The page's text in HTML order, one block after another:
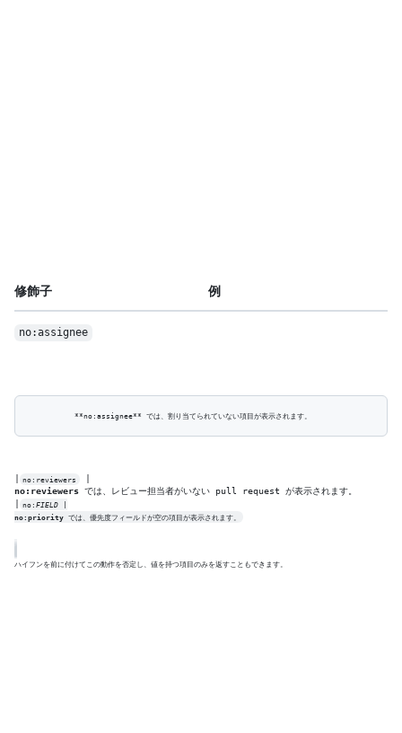
修飾子 例
no:assignee
no:reviewers
no:reviewers では、レビュー担当者がいない pull request が表示されます。
no:FIELD
no:priority では、優先度フィールドが空の項目が表示されます。
ハイフンを前に付けてこの動作を否定し、値を持つ項目のみを返すこともできます。